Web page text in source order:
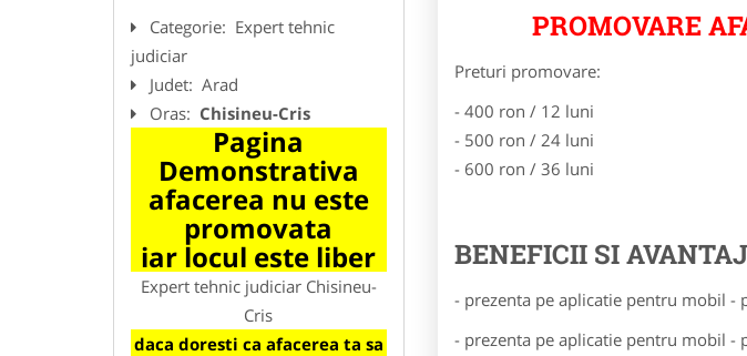
Categorie: Expert tehnic
judiciar
Judet: Arad
Oras: Chisineu-Cris
Pagina
Demonstrativa
afacerea nu este
promovata
iar locul este liber
Expert tehnic judiciar Chisineu-
Cris
daca doresti ca afacerea ta sa
PROMOVARE
Preturi promovare:
- 400 ron / 12 luni
- 500 ron / 24 luni
- 600 ron / 36 luni
BENEFICII SI
- prezenta pe aplicatie pentru mobil -
- prezenta pe aplicatie pentru mobil -